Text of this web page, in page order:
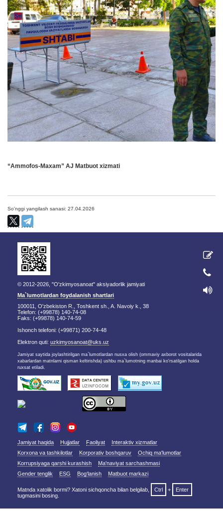
“Ammofos-Maxam” AJ Matbuot xizmati
So'nggi yangilash sanasi: 27.04.2026
© 2012-2026, "O'zkimyosanoat" aksiyadorlik jamiyati
Ma`lumotlardan foydalanish shartlari
100011, O'zbekiston R., Toshkent sh., A. Navoiy k., 38
Telefon: (+99878) 140-74-08
Faks: (+99878) 140-74-59
Ishonch telefoni: (+99871) 200-74-48
Elektron quti: uzkimyosanoat@uks.uz
Jamiyat saytida joylashtirilgan ma`lumotlardan nusxa olish (ommaviy axborot vositalarida
xabarlardan matnlarni qisman keltirishda) ushbu ma`lumotning manbai ko'rsatilgan holda
ruxsat etiladi.
Jamiyat haqida Hujjatlar Faoliyat
Interaktiv xizmatlar
Korxona va tashkilotlar
Korporativ boshqaruv
Ochiq ma'lumotlar
Korrupsiyaga qarshi kurashish
Ma'naviyat sarchashmasi
Gender tenglik
ESG Bog‘lanish Matbuot markazi
Matnda xatolik bormi? Xatoni sichqoncha bilan belgilab, Ctrl +
Enter
tugmasini bosing.